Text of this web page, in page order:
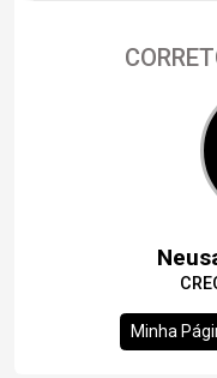
11:00
12:00
Minha